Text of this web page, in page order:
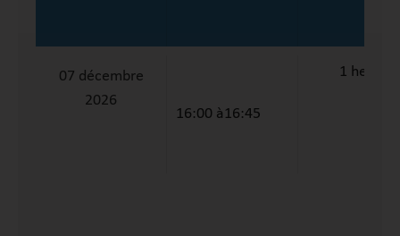
07 décembre
2026
16:00 à 16:45
1 heure